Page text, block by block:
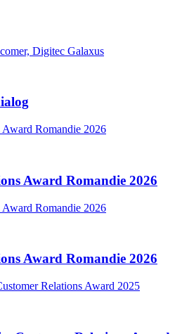
Award Romandie 2026
Award Romandie 2026